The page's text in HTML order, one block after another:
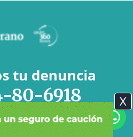
tu denuncia
80-6918 X